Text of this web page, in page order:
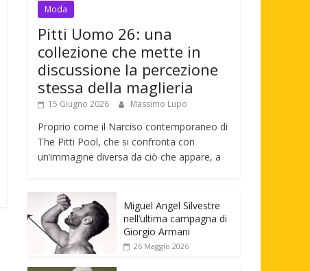
Moda
Pitti Uomo 26: una
collezione che mette in
discussione la percezione
stessa della maglieria
15 Giugno 2026 Massimo Lupo
Proprio come il Narciso contemporaneo di
The Pitti Pool, che si confronta con
un’immagine diversa da ciò che appare, a
Miguel Angel Silvestre
nell’ultima campagna di
Giorgio Armani
26 Maggio 2026